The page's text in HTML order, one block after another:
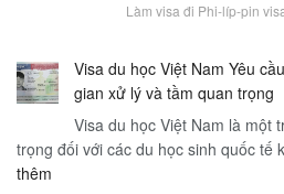
Làm visa đi Phi-líp-pin
Visa du học Việt Nam Yêu
gian xử lý và tầm quan trọng
Visa du học Việt Nam là một
trọng đối với các du học sinh quốc tế
thêm